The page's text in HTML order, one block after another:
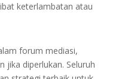
keterlambatan atau
forum mediasi,
jika diperlukan. Seluruh